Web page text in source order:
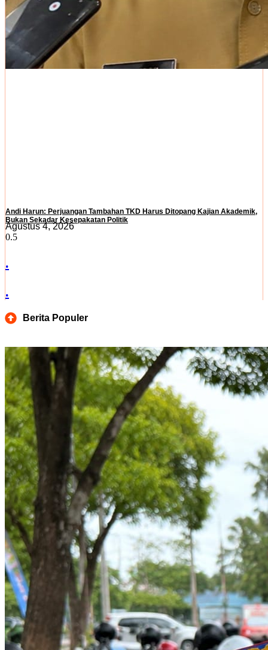
Andi Harun: Perjuangan Tambahan TKD Harus Ditopang Kajian Akademik,
Bukan Sekadar Kesepakatan Politik
Agustus 4, 2026
.
.
Berita Populer